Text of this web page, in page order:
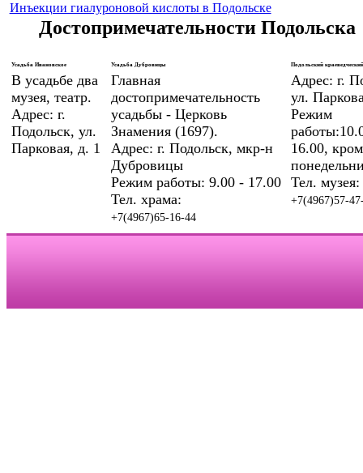
Инъекции гиалуроновой кислоты в Подольске
Достопримечательности Подольска
Усадьба Ивановское
В усадьбе два
музея, театр.
Адрес: г.
Подольск, ул.
Парковая, д. 1
Усадьба Дубровицы
Главная
достопримечательность
усадьбы - Церковь
Знамения (1697).
Адрес: г. Подольск, мкр-н
Дубровицы
Режим работы: 9.00 - 17.00
Тел. храма:
+7(4967)65-16-44
Подольский
Адрес: г.
ул.
Режим
16.00,
Тел. музея:
+7(4967)57-